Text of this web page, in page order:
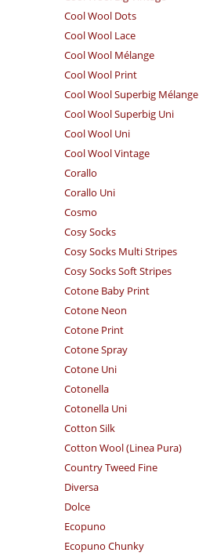
Cool Wool Dots
Cool Wool Lace
Cool Wool Mélange
Cool Wool Print
Cool Wool Superbig Mélange
Cool Wool Superbig Uni
Cool Wool Uni
Cool Wool Vintage
Corallo
Corallo Uni
Cosmo
Cosy Socks
Cosy Socks Multi Stripes
Cosy Socks Soft Stripes
Cotone Baby Print
Cotone Neon
Cotone Print
Cotone Spray
Cotone Uni
Cotonella
Cotonella Uni
Cotton Silk
Cotton Wool (Linea Pura)
Country Tweed Fine
Diversa
Dolce
Ecopuno
Ecopuno Chunky